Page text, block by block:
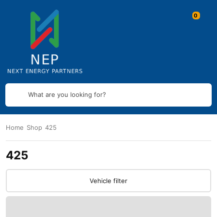
What are you looking for?
Home Shop 425
425
Vehicle filter